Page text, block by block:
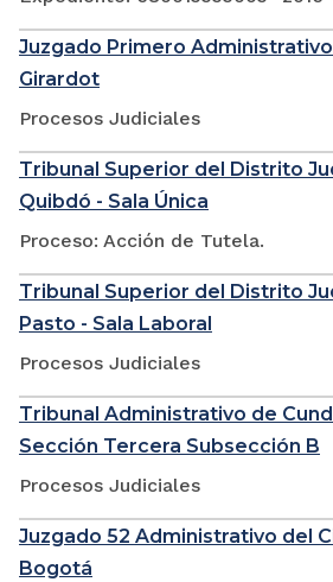
Juzgado Primero
Girardot
Procesos Judiciales
Tribunal Superior del Distrito
Quibdó - Sala Única
Proceso: Acción de Tutela.
Tribunal Superior del Distrito
Pasto - Sala Laboral
Procesos Judiciales
Tribunal Administrativo de
Sección Tercera Subsección B
Procesos Judiciales
Juzgado 52 Administrativo del
Bogotá